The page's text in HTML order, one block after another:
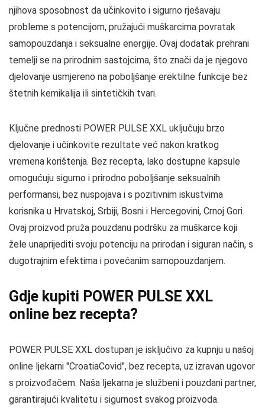
njihova sposobnost da učinkovito i sigurno rješavaju
probleme s potencijom, pružajući muškarcima povratak
samopouzdanja i seksualne energije. Ovaj dodatak prehrani
temelji se na prirodnim sastojcima, što znači da je njegovo
djelovanje usmjereno na poboljšanje erektilne funkcije bez
štetnih kemikalija ili sintetičkih tvari.
Ključne prednosti POWER PULSE XXL uključuju brzo
djelovanje i učinkovite rezultate već nakon kratkog
vremena korištenja. Bez recepta, lako dostupne kapsule
omogućuju sigurno i prirodno poboljšanje seksualnih
performansi, bez nuspojava i s pozitivnim iskustvima
korisnika u Hrvatskoj, Srbiji, Bosni i Hercegovini, Crnoj Gori.
Ovaj proizvod pruža pouzdanu podršku za muškarce koji
žele unaprijediti svoju potenciju na prirodan i siguran način, s
dugotrajnim efektima i povećanim samopouzdanjem.
Gdje kupiti POWER PULSE XXL
online bez recepta?
POWER PULSE XXL dostupan je isključivo za kupnju u našoj
online ljekarni "CroatiaCovid", bez recepta, uz izravan ugovor
s proizvođačem. Naša ljekarna je službeni i pouzdani partner,
garantirajući kvalitetu i sigurnost svakog proizvoda.